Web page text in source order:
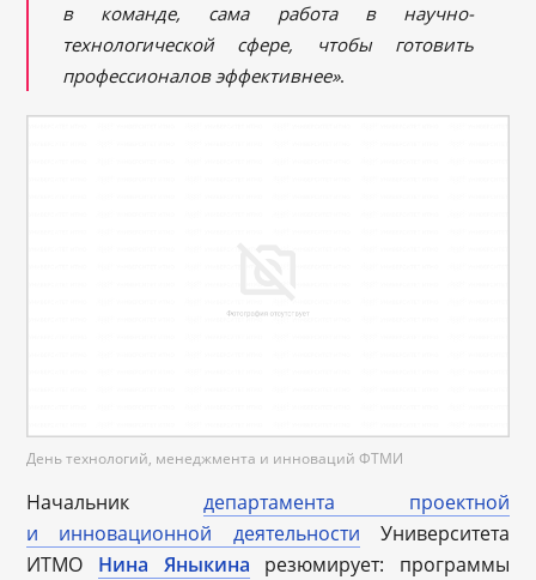
в команде, сама работа в научно-
технологической сфере, чтобы готовить
профессионалов эффективнее».
День технологий, менеджмента и инноваций ФТМИ
Начальник департамента проектной
и инновационной деятельности Университета
ИТМО Нина Яныкина резюмирует: программы